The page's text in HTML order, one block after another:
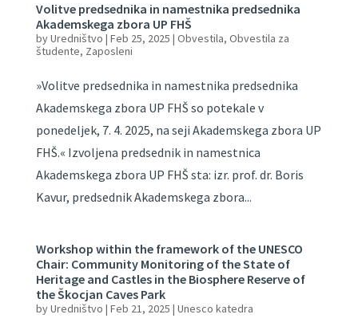
Volitve predsednika in namestnika predsednika
Akademskega zbora UP FHŠ
byUredništvo | Feb 25, 2025 | Obvestila, Obvestila za
študente, Zaposleni
»Volitve predsednika in namestnika predsednika
Akademskega zbora UP FHŠ so potekale v
ponedeljek, 7. 4. 2025, na seji Akademskega zbora UP
FHŠ.« Izvoljena predsednik in namestnica
Akademskega zbora UP FHŠ sta: izr. prof. dr. Boris
Kavur, predsednik Akademskega zbora...
Workshop within the framework of the UNESCO
Chair: Community Monitoring of the State of
Heritage and Castles in the Biosphere Reserve of
the Škocjan Caves Park
byUredništvo | Feb 21, 2025 | Unesco katedra